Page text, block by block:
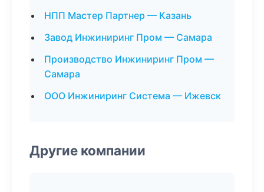
НПП Мастер Партнер — Казань
Завод Инжиниринг Пром — Самара
Производство Инжиниринг Пром —
Самара
ООО Инжиниринг Система — Ижевск
Другие компании